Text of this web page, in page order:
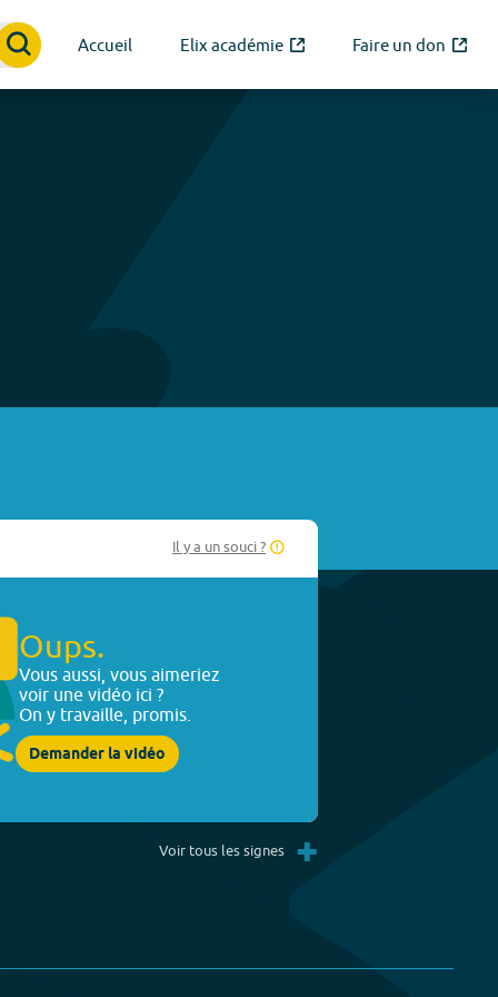
Accueil Elix académie Faire un don
Il y a un souci ?
Oups.
Vous aussi, vous aimeriez
voir une vidéo ici ?
On y travaille, promis.
Demander la vidéo
Voir tous les signes +